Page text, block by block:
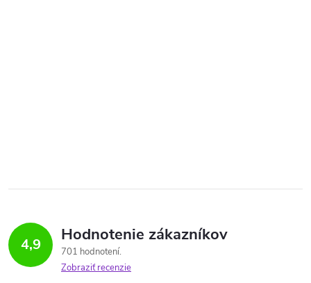
4,9 Hodnotenie zákazníkov
701 hodnotení
Zobraziť recenzie